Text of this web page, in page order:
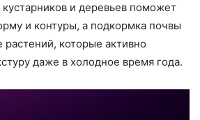
кустарников и деревьев поможет
и контуры, а подкормка почвы
растений, которые активно
даже в холодное время года.